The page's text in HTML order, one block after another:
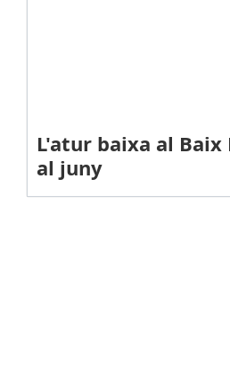
L'atur baixa al
al juny